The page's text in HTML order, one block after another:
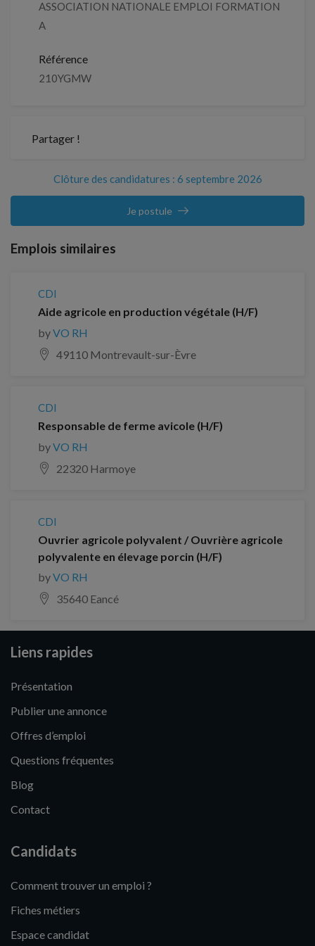
ASSOCIATION NATIONALE EMPLOI FORMATION
A
Référence
210YGMW
Partager !
Clôture des candidatures : 6 septembre 2026
Je postule
Emplois similaires
CDI
Aide agricole en production végétale (H/F)
byVO RH
49110 Montrevault-sur-Èvre
CDI
Responsable de ferme avicole (H/F)
byVO RH
22320 Harmoye
CDI
Ouvrier agricole polyvalent / Ouvrière agricole
polyvalente en élevage porcin (H/F)
byVO RH
35640 Eancé
Liens rapides
Présentation
Publier une annonce
Offres d’emploi
Questions fréquentes
Blog
Contact
Candidats
Comment trouver un emploi ?
Fiches métiers
Espace candidat